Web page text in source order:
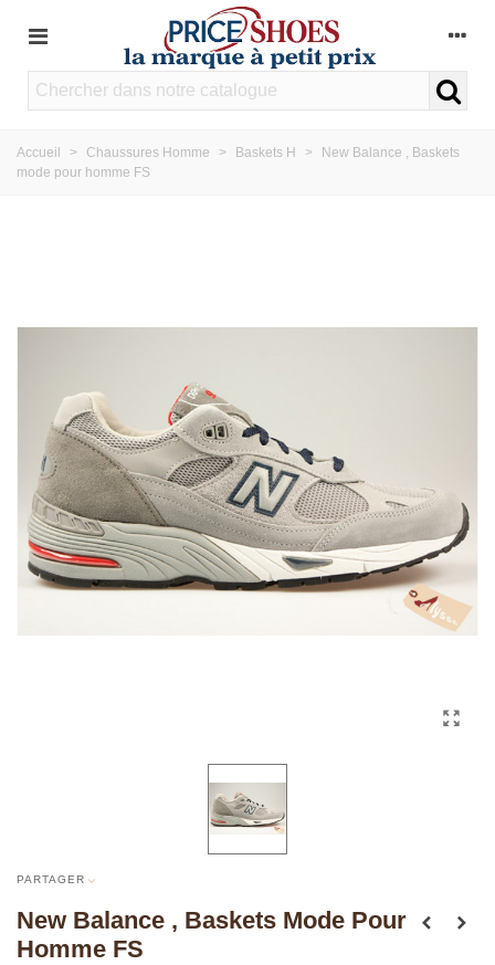
Accueil > Chaussures Homme > Baskets H >
New Balance , Baskets
mode pour homme FS
PARTAGER
New Balance , Baskets Mode Pour
Homme FS